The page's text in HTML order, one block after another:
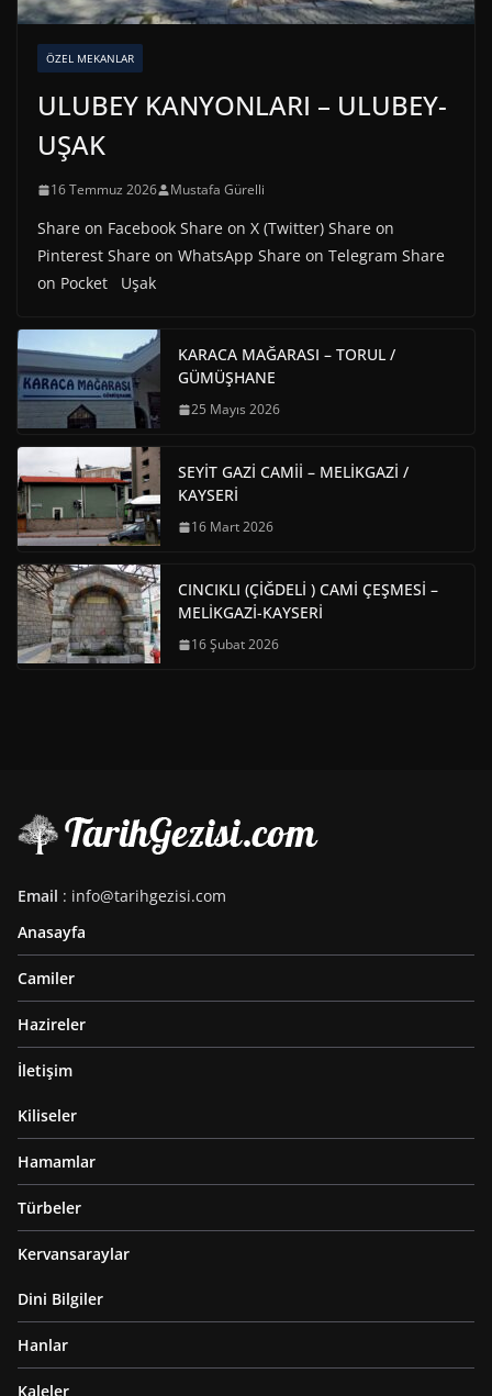
ÖZEL MEKANLAR
ULUBEY KANYONLARI – ULUBEY-
UŞAK
16 Temmuz 2026 Mustafa Gürelli
Share on Facebook Share on X (Twitter) Share on
Pinterest Share on WhatsApp Share on Telegram Share
on Pocket Uşak
KARACA MAĞARASI – TORUL /
GÜMÜŞHANE
25 Mayıs 2026
SEYİT GAZİ CAMİİ – MELİKGAZİ /
KAYSERİ
16 Mart 2026
CINCIKLI (ÇİĞDELİ ) CAMİ ÇEŞMESİ –
MELİKGAZİ-KAYSERİ
16 Şubat 2026
Email : info@tarihgezisi.com
Anasayfa
Camiler
Hazireler
İletişim
Kiliseler
Hamamlar
Türbeler
Kervansaraylar
Dini Bilgiler
Hanlar
Kaleler